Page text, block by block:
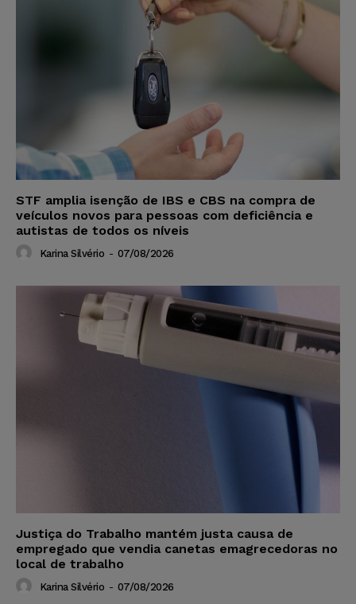
STF amplia isenção de IBS e CBS na compra de
veículos novos para pessoas com deficiência e
autistas de todos os níveis
Karina Silvério - 07/08/2026
Justiça do Trabalho mantém justa causa de
empregado que vendia canetas emagrecedoras no
local de trabalho
Karina Silvério - 07/08/2026